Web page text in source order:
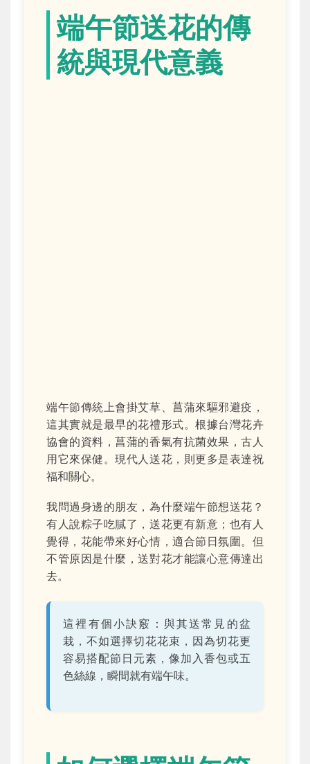
端午節送花的傳
統與現代意義
端午節傳統上會掛艾草、菖蒲來驅邪避疫，
這其實就是最早的花禮形式。根據台灣花卉
協會的資料，菖蒲的香氣有抗菌效果，古人
用它來保健。現代人送花，則更多是表達祝
福和關心。
我問過身邊的朋友，為什麼端午節想送花？
有人說粽子吃膩了，送花更有新意；也有人
覺得，花能帶來好心情，適合節日氛圍。但
不管原因是什麼，送對花才能讓心意傳達出
去。
這裡有個小訣竅：與其送常見的盆
栽，不如選擇切花花束，因為切花更
容易搭配節日元素，像加入香包或五
色絲線，瞬間就有端午味。